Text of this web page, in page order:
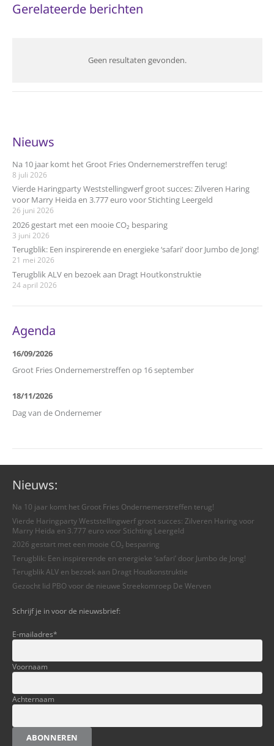
Gerelateerde berichten
Geen resultaten gevonden.
Nieuws
Na 10 jaar komt het Groot Fries Ondernemerstreffen terug!
8 juli 2026
Vierde Haringparty Weststellingwerf groot succes: Zilveren Haring
voor Marry Heida en 3.777 euro voor Stichting Leergeld
26 juni 2026
2026 gestart met een mooie CO₂ besparing
3 juni 2026
Terugblik: Een inspirerende en energieke ‘safari’ door Jumbo de Jong!
21 mei 2026
Terugblik ALV en bezoek aan Dragt Houtkonstruktie
24 april 2026
Agenda
16/09/2026
Groot Fries Ondernemerstreffen op 16 september
18/11/2026
Dag van de Ondernemer
Nieuws:
Na 10 jaar komt het Groot Fries Ondernemerstreffen terug!
Vierde Haringparty Weststellingwerf groot succes: Zilveren Haring voor
Marry Heida en 3.777 euro voor Stichting Leergeld
2026 gestart met een mooie CO₂ besparing
Terugblik: Een inspirerende en energieke ‘safari’ door Jumbo de Jong!
Terugblik ALV en bezoek aan Dragt Houtkonstruktie
Gezocht lid PBO voor de nieuwe Streekomroep De Werven
Schrijf je in voor de nieuwsbrief:
E-mailadres*
Voornaam
Achternaam
ABONNEREN